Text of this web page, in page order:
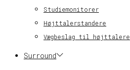
Studiemonitorer
Højttalerstandere
Vægbeslag til højttalere
Surround